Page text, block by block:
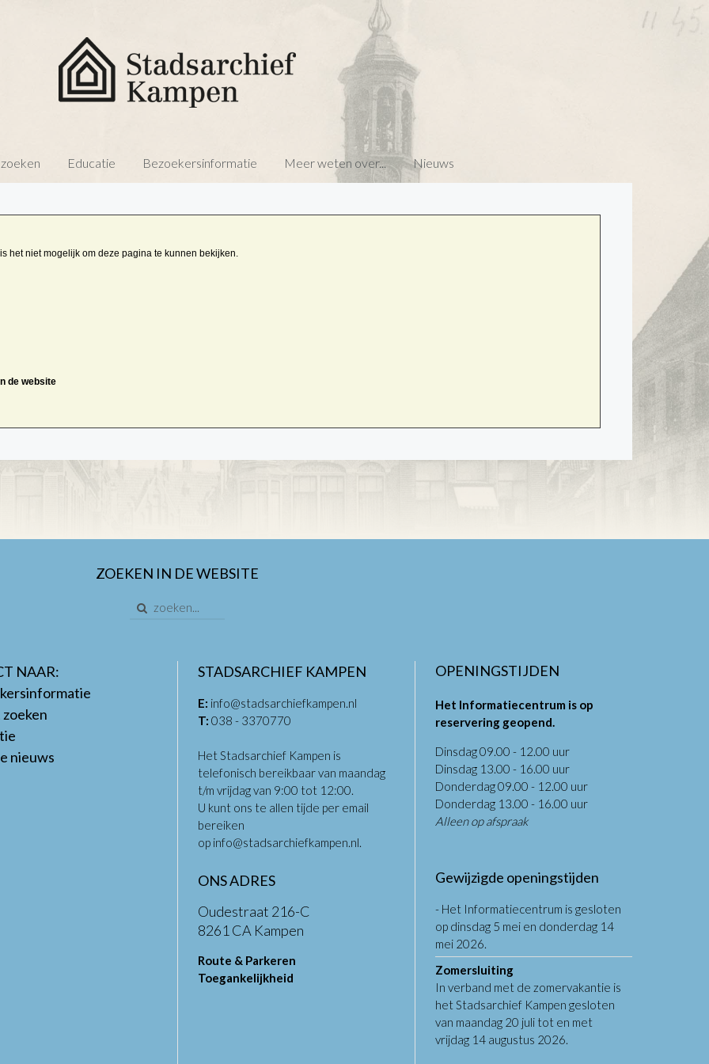
Educatie Bezoekersinformatie Meer weten over... Nieuws
het niet mogelijk om deze pagina te kunnen bekijken.
de website
ZOEKEN IN DE WEBSITE
NAAR:
nieuws
STADSARCHIEF KAMPEN
E: info@stadsarchiefkampen.nl
T: 038 - 3370770
Het Stadsarchief Kampen is
telefonisch bereikbaar van maandag
t/m vrijdag van 9:00 tot 12:00.
U kunt ons te allen tijde per email
bereiken
op info@stadsarchiefkampen.nl.
ONS ADRES
Oudestraat 216-C
8261 CA Kampen
Route & Parkeren
Toegankelijkheid
OPENINGSTIJDEN
Het Informatiecentrum is op
reservering geopend.
Dinsdag 09.00 - 12.00 uur
Dinsdag 13.00 - 16.00 uur
Donderdag 09.00 - 12.00 uur
Donderdag 13.00 - 16.00 uur
Alleen op afspraak
Gewijzigde openingstijden
- Het Informatiecentrum is gesloten
op dinsdag 5 mei en donderdag 14
mei 2026.
Zomersluiting
In verband met de zomervakantie is
het Stadsarchief Kampen gesloten
van maandag 20 juli tot en met
vrijdag 14 augustus 2026.